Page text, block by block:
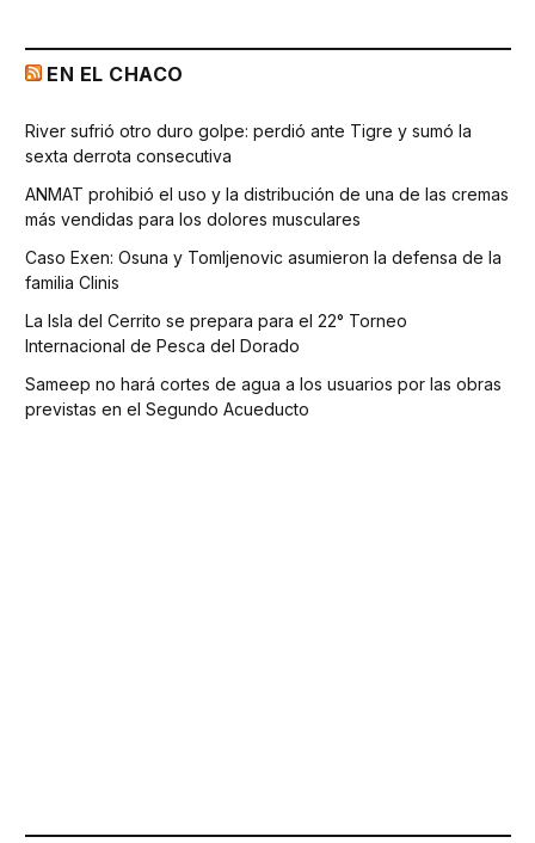
EN EL CHACO
River sufrió otro duro golpe: perdió ante Tigre y sumó la
sexta derrota consecutiva
ANMAT prohibió el uso y la distribución de una de las cremas
más vendidas para los dolores musculares
Caso Exen: Osuna y Tomljenovic asumieron la defensa de la
familia Clinis
La Isla del Cerrito se prepara para el 22° Torneo
Internacional de Pesca del Dorado
Sameep no hará cortes de agua a los usuarios por las obras
previstas en el Segundo Acueducto